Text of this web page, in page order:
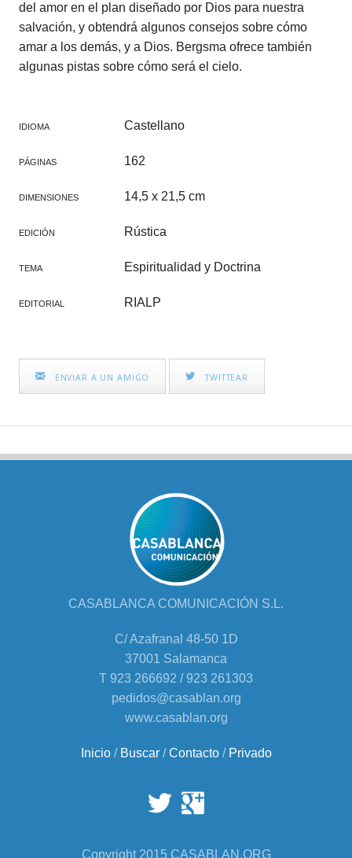
del amor en el plan diseñado por Dios para nuestra
salvación, y obtendrá algunos consejos sobre cómo
amar a los demás, y a Dios. Bergsma ofrece también
algunas pistas sobre cómo será el cielo.
IDIOMA Castellano
PÁGINAS 162
DIMENSIONES 14,5 x 21,5 cm
EDICIÓN Rústica
TEMA Espiritualidad y Doctrina
EDITORIAL RIALP
ENVIAR A UN AMIGO TWITTEAR
CASABLANCA COMUNICACIÓN S.L.
C/ Azafranal 48-50 1D
37001 Salamanca
T 923 266692 / 923 261303
pedidos@casablan.org
www.casablan.org
Inicio/ Buscar/Contacto/ Privado
Copyright 2015 CASABLAN.ORG